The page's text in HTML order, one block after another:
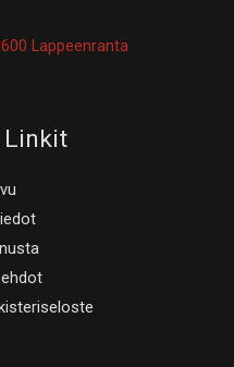
Lappeenranta
Linkit